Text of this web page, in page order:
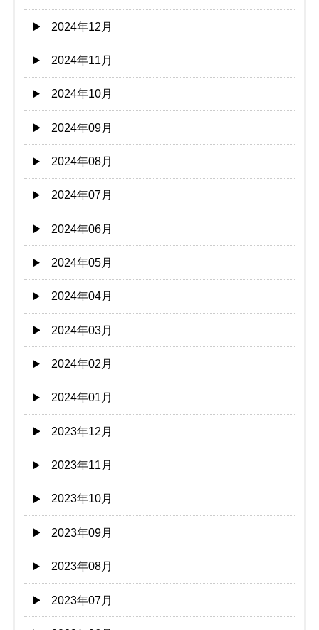
2024年12月
2024年11月
2024年10月
2024年09月
2024年08月
2024年07月
2024年06月
2024年05月
2024年04月
2024年03月
2024年02月
2024年01月
2023年12月
2023年11月
2023年10月
2023年09月
2023年08月
2023年07月